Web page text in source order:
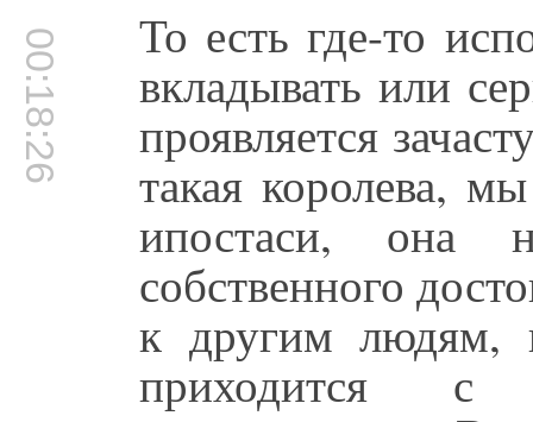
00:18:26 То есть где-то
вкладывать или
проявляется
такая королева,
ипостаси, она
собственного
к другим людям,
приходится с